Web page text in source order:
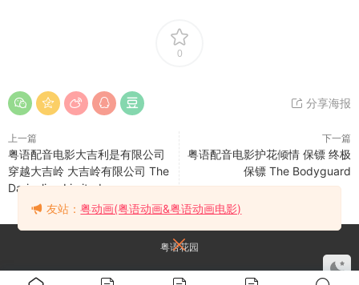
0
分享海报
上一篇
粤语配音电影大吉利是有限公司
穿越大吉岭 大吉岭有限公司 The
Darjeeling Limited
下一篇
粤语配音电影护花倾情 保镖 终极
保镖 The Bodyguard
粤语花园
友站：粤动画(粤语动画&粤语动画电影)